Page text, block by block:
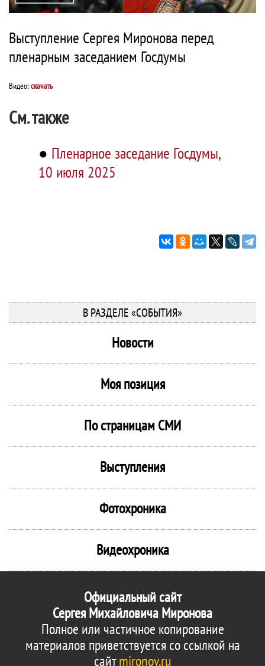
Выступление Сергея Миронова перед
пленарным заседанием Госдумы
Видео:скачать
См. также
● Пленарное заседание Госдумы,
10 июля 2025
В РАЗДЕЛЕ «СОБЫТИЯ»
Новости
Моя позиция
По страницам СМИ
Выступления
Фотохроника
Видеохроника
Официальный сайт
Сергея Михайловича Миронова
Полное или частичное копирование
материалов приветствуется со ссылкой на
сайтmironov.ru